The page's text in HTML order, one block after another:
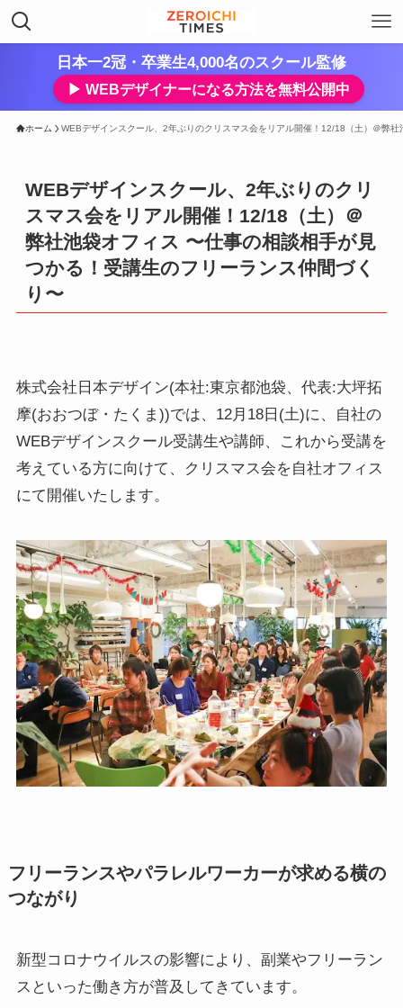
日本一2冠・卒業生4,000名のスクール監修
▶︎ WEBデザイナーになる方法を無料公開中
ホーム WEBデザインスクール、2年ぶりのクリスマス会をリアル開催！12/18（土）＠弊
WEBデザインスクール、2年ぶりのクリ
スマス会をリアル開催！12/18（土）＠
弊社池袋オフィス 〜仕事の相談相手が見
つかる！受講生のフリーランス仲間づく
り〜
株式会社日本デザイン(本社:東京都池袋、代表:大坪拓
摩(おおつぼ・たくま))では、12月18日(土)に、自社の
WEBデザインスクール受講生や講師、これから受講を
考えている方に向けて、クリスマス会を自社オフィス
にて開催いたします。
フリーランスやパラレルワーカーが求める横の
つながり
新型コロナウイルスの影響により、副業やフリーラン
スといった働き方が普及してきています。